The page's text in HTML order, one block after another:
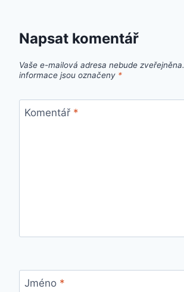
Napsat komentář
Vaše e-mailová adresa nebude zveřejněna.
informace jsou označeny *
Komentář *
Jméno *